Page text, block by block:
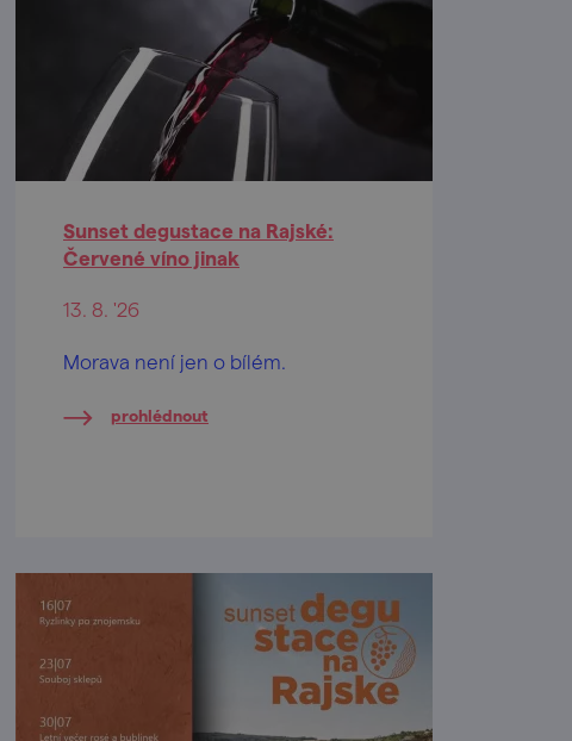
Sunset degustace na Rajské:
Červené víno jinak
13. 8. '26
Morava není jen o bílém.
prohlédnout